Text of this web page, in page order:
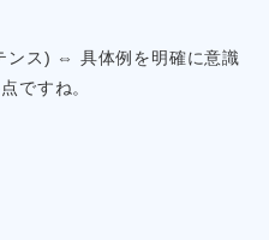
ンス) ⇔ 具体例を明確に意識
ですね。